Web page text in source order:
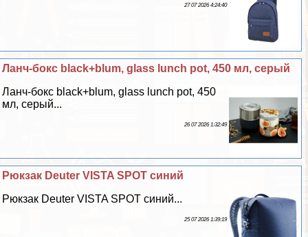
27 07 2026 4:24:40
Ланч-бокс black+blum, glass lunch pot, 450 мл, серый
Ланч-бокс black+blum, glass lunch pot, 450
мл, серый...
26 07 2026 1:32:49
Рюкзак Deuter VISTA SPOT синий
Рюкзак Deuter VISTA SPOT синий...
25 07 2026 1:39:19